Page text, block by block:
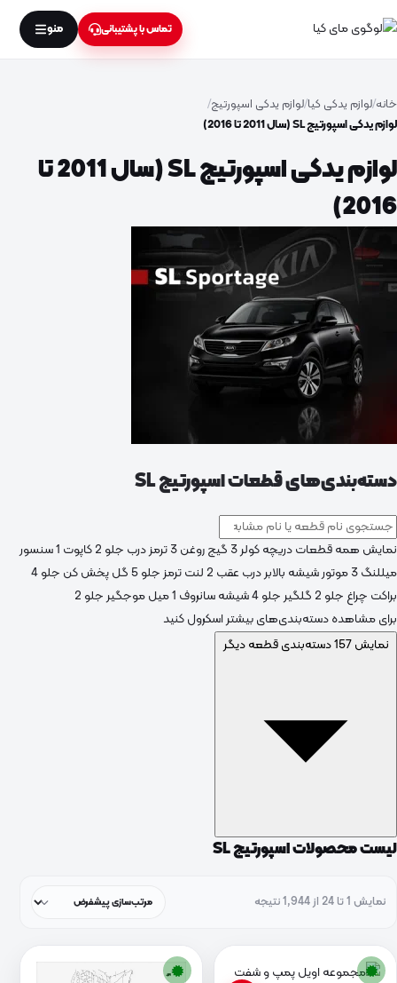
تماس با پشتیبانی منو
خانه لوازم یدکی کیا لوازم یدکی اسپورتیج
لوازم یدکی اسپورتیج SL (سال 2011 تا 2016)
لوازم یدکی اسپورتیج SL (سال 2011 تا
2016)
دسته‌بندی‌های قطعات اسپورتیج SL
نمایش همه قطعاتدریچه کولر3 گیج روغن3ترمز درب جلو 2کاپوت 1سنسور
میللنگ3موتور شیشه بالابر درب عقب 2 لنت ترمز جلو5گل پخش کن جلو4
براکت چراغ جلو 2 گلگیر جلو4شیشه سانروف 1میل موجگیر جلو 2
برای مشاهده دسته‌بندی‌های بیشتر اسکرول کنید
نمایش 157 دسته‌بندی قطعه دیگر
لیست محصولات اسپورتیج SL
نمایش 1 تا 24 از 1,944 نتیجه